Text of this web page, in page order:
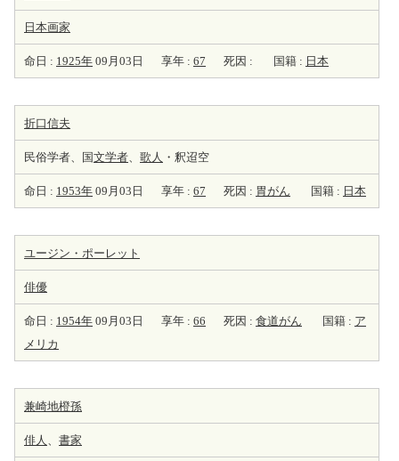
日本画家
命日 : 1925年 09月03日 享年 : 67 死因 : 国籍 : 日本
折口信夫
民俗学者、国文学者、 歌人 ・釈迢空
命日 : 1953年 09月03日 享年 : 67 死因 : 胃がん 国籍 : 日本
ユージン・ポーレット
俳優
命日 : 1954年 09月03日 享年 : 66 死因 : 食道がん 国籍 : ア
メリカ
兼崎地橙孫
俳人 、 書家